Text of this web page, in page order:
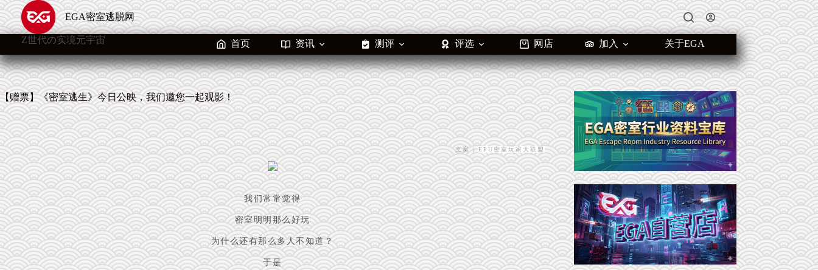
跳
至
内
EGA密室逃脱网
Z世代の实境元宇宙 首页 资讯 测评 评选 网店 加入 关于EGA
【赠票】《密室逃生》今日公映，我们邀您一起观影！
文案 |EPU密室玩家大联盟
我们常常觉得
密室明明那么好玩
为什么还有那么多人不知道？
于是